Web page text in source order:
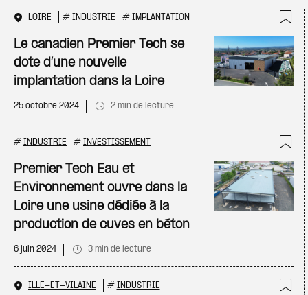
LOIRE # INDUSTRIE # IMPLANTATION
Le canadien Premier Tech se
dote d’une nouvelle
implantation dans la Loire
25 octobre 2024 2 min de lecture
# INDUSTRIE # INVESTISSEMENT
Premier Tech Eau et
Environnement ouvre dans la
Loire une usine dédiée à la
production de cuves en béton
6 juin 2024 3 min de lecture
ILLE-ET-VILAINE # INDUSTRIE